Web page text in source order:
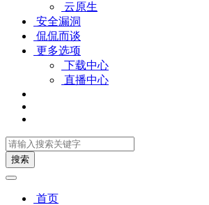
云原生
安全漏洞
侃侃而谈
更多选项
下载中心
直播中心
搜索
首页